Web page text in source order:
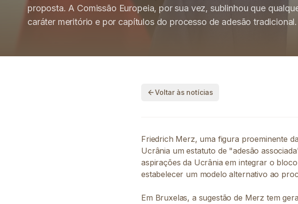
proposta. A Comissão Europeia, por sua vez, sublinhou que
caráter meritório e por capítulos do processo de adesão tradicional.
Voltar às notícias
Friedrich Merz, uma figura proeminente
Ucrânia um estatuto de "adesão
aspirações da Ucrânia em integrar o
estabelecer um modelo alternativo ao
Em Bruxelas, a sugestão de Merz tem